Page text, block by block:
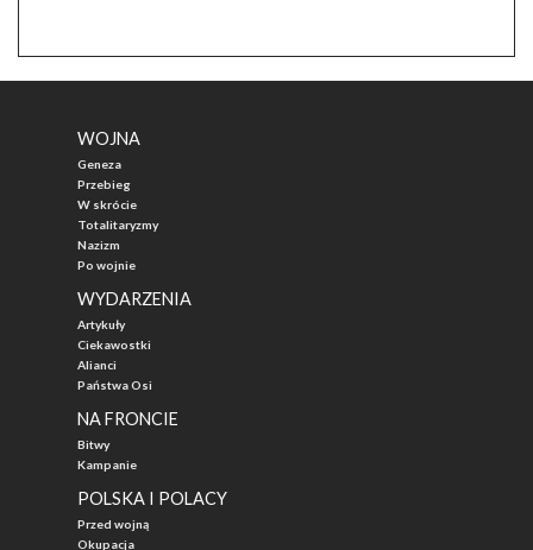
WOJNA
Geneza
Przebieg
W skrócie
Totalitaryzmy
Nazizm
Po wojnie
WYDARZENIA
Artykuły
Ciekawostki
Alianci
Państwa Osi
NA FRONCIE
Bitwy
Kampanie
POLSKA I POLACY
Przed wojną
Okupacja